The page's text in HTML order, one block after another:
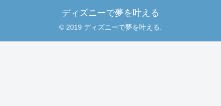
ディズニーで夢を叶える
© 2019 ディズニーで夢を叶える.